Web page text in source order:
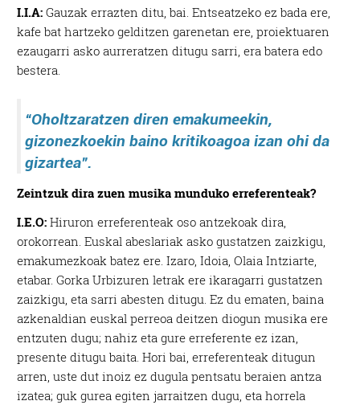
I.I.A: Gauzak errazten ditu, bai. Entseatzeko ez bada ere,
kafe bat hartzeko gelditzen garenetan ere, proiektuaren
ezaugarri asko aurreratzen ditugu sarri, era batera edo
bestera.
“Oholtzaratzen diren emakumeekin,
gizonezkoekin baino kritikoagoa izan ohi da
gizartea”.
Zeintzuk dira zuen musika munduko erreferenteak?
I.E.O: Hiruron erreferenteak oso antzekoak dira,
orokorrean. Euskal abeslariak asko gustatzen zaizkigu,
emakumezkoak batez ere. Izaro, Idoia, Olaia Intziarte,
etabar. Gorka Urbizuren letrak ere ikaragarri gustatzen
zaizkigu, eta sarri abesten ditugu. Ez du ematen, baina
azkenaldian euskal perreoa deitzen diogun musika ere
entzuten dugu; nahiz eta gure erreferente ez izan,
presente ditugu baita. Hori bai, erreferenteak ditugun
arren, uste dut inoiz ez dugula pentsatu beraien antza
izatea; guk gurea egiten jarraitzen dugu, eta horrela